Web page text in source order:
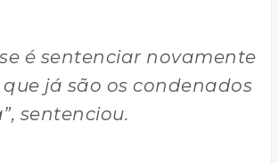
é sentenciar novamente
já são os condenados
sentenciou.